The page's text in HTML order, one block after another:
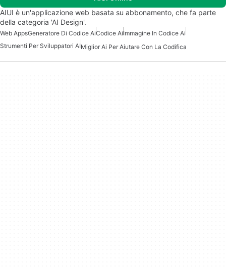
AIUI è un'applicazione web basata su abbonamento, che fa parte
della categoria 'AI Design'.
Web AppsGeneratore Di Codice AiCodice AiImmagine In Codice Ai
Strumenti Per Sviluppatori AIMiglior Ai Per Aiutare Con La Codifica